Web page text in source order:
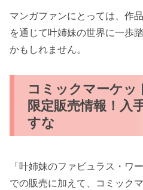
マンガファンにとっては、作
を通じて叶姉妹の世界に一歩
かもしれません。
コミックマーケ
限定販売情報！入
すな
「叶姉妹のファビュラス・ワ
での販売に加えて、コミック